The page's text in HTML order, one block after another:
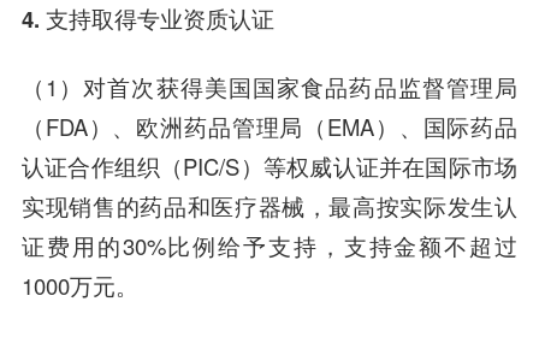
4. 支持取得专业资质认证
（1）对首次获得美国国家食品药品监督管理局
（FDA）、欧洲药品管理局（EMA）、国际药品
认证合作组织（PIC/S）等权威认证并在国际市场
实现销售的药品和医疗器械，最高按实际发生认
证费用的30%比例给予支持，支持金额不超过
1000万元。